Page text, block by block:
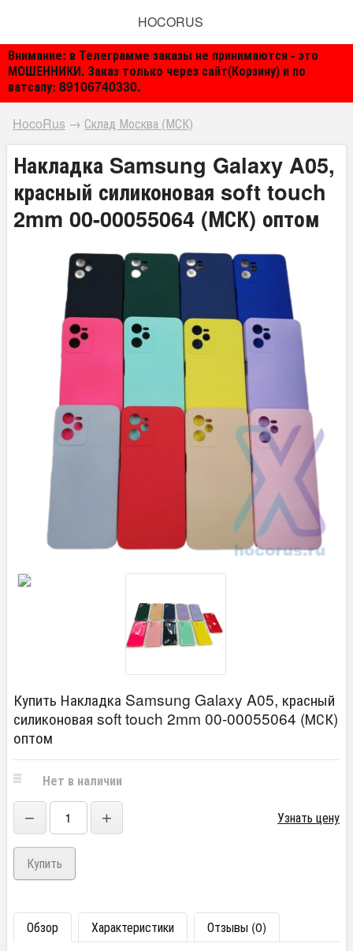
Внимание: в Телеграмме заказы не принимаются - это
МОШЕННИКИ. Заказ только через сайт(Корзину) и по
ватсапу: 89106740330.
HOCORUS
HocoRus → Склад Москва (МСК)
Накладка Samsung Galaxy A05,
красный силиконовая soft touch
2mm 00-00055064 (МСК) оптом
Купить Накладка Samsung Galaxy A05, красный
силиконовая soft touch 2mm 00-00055064 (МСК)
оптом
Нет в наличии
− + Узнать цену
Обзор Характеристики
Отзывы (0)